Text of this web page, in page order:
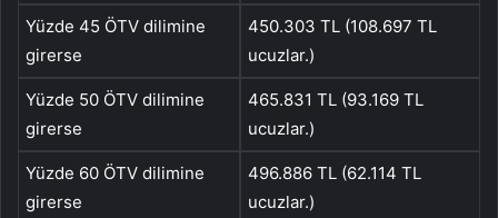
Yüzde 45 ÖTV dilimine
girerse
450.303 TL (108.697 TL
ucuzlar.)
Yüzde 50 ÖTV dilimine
girerse
465.831 TL (93.169 TL
ucuzlar.)
Yüzde 60 ÖTV dilimine
girerse
496.886 TL (62.114 TL
ucuzlar.)